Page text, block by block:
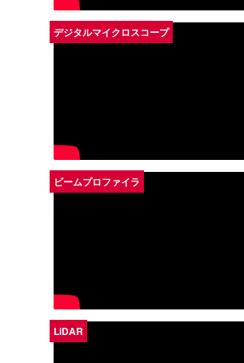
デジタルマイクロスコープ
ビームプロファイラ
LiDAR